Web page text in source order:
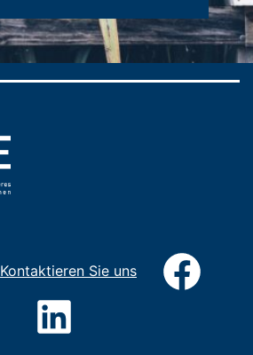
Kontaktieren Sie uns